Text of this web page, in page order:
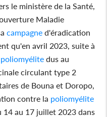
le ministère de la Santé,
Maladie
campagne d'éradication
qu'en avril 2023, suite à
poliomyélite dus au
circulant type 2
de Bouna et Doropo,
contre la poliomyélite
14 au 17 juillet 2023 dans